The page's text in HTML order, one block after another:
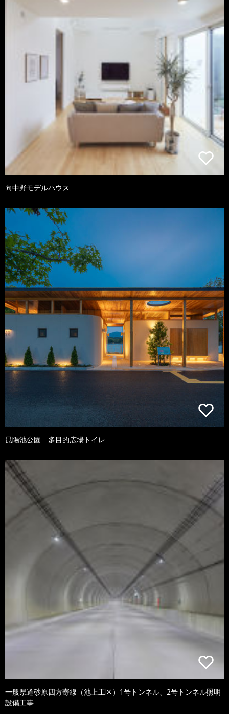
向中野モデルハウス
昆陽池公園 多目的広場トイレ
一般県道砂原四方寄線（池上工区）1号トンネル、2号トンネル照明
設備工事